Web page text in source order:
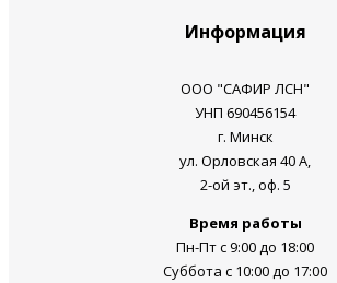
Информация
ООО "САФИР ЛСН"
УНП 690456154
г. Минск
ул. Орловская 40 А,
2-ой эт., оф. 5
Время работы
Пн-Пт с 9:00 до 18:00
Суббота c 10:00 до 17:00